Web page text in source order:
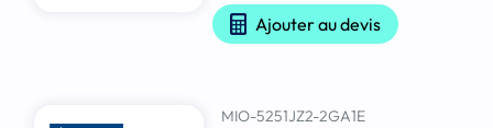
Ajouter au devis
MIO-5251JZ2-2GA1E